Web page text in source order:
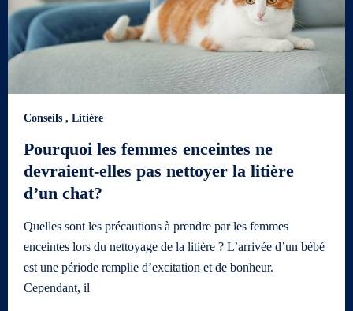
Conseils , Litière
Pourquoi les femmes enceintes ne
devraient-elles pas nettoyer la litière
d’un chat?
Quelles sont les précautions à prendre par les femmes
enceintes lors du nettoyage de la litière ? L’arrivée d’un bébé
est une période remplie d’excitation et de bonheur.
Cependant, il